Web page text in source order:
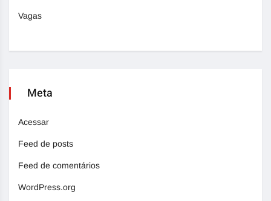
Vagas
Meta
Acessar
Feed de posts
Feed de comentários
WordPress.org